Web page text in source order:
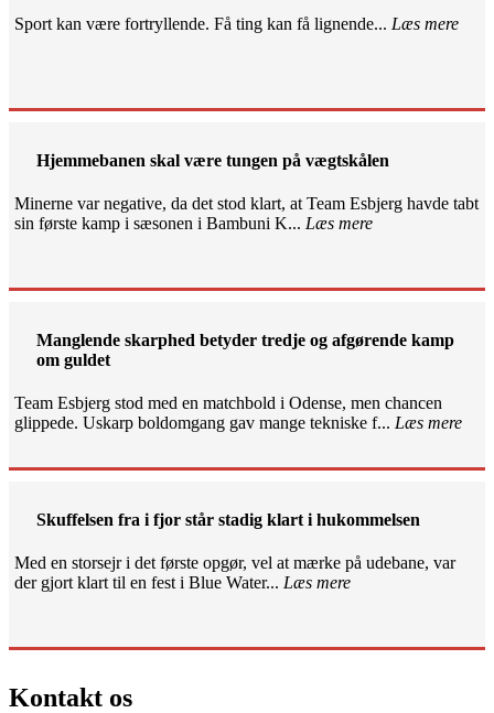
Sport kan være fortryllende. Få ting kan få lignende... Læs mere
Hjemmebanen skal være tungen på vægtskålen
Minerne var negative, da det stod klart, at Team Esbjerg havde tabt
sin første kamp i sæsonen i Bambuni K... Læs mere
Manglende skarphed betyder tredje og afgørende kamp
om guldet
Team Esbjerg stod med en matchbold i Odense, men chancen
glippede. Uskarp boldomgang gav mange tekniske f... Læs mere
Skuffelsen fra i fjor står stadig klart i hukommelsen
Med en storsejr i det første opgør, vel at mærke på udebane, var
der gjort klart til en fest i Blue Water... Læs mere
Kontakt os